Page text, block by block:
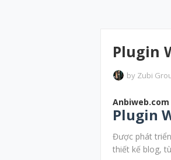
Plugin
by Zubi
Anbiweb.com
Plugin
Được phát
thiết kế blog,